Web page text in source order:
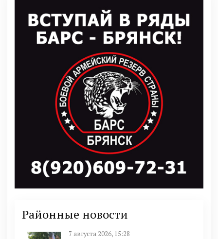
Районные новости
7 августа 2026, 15:28